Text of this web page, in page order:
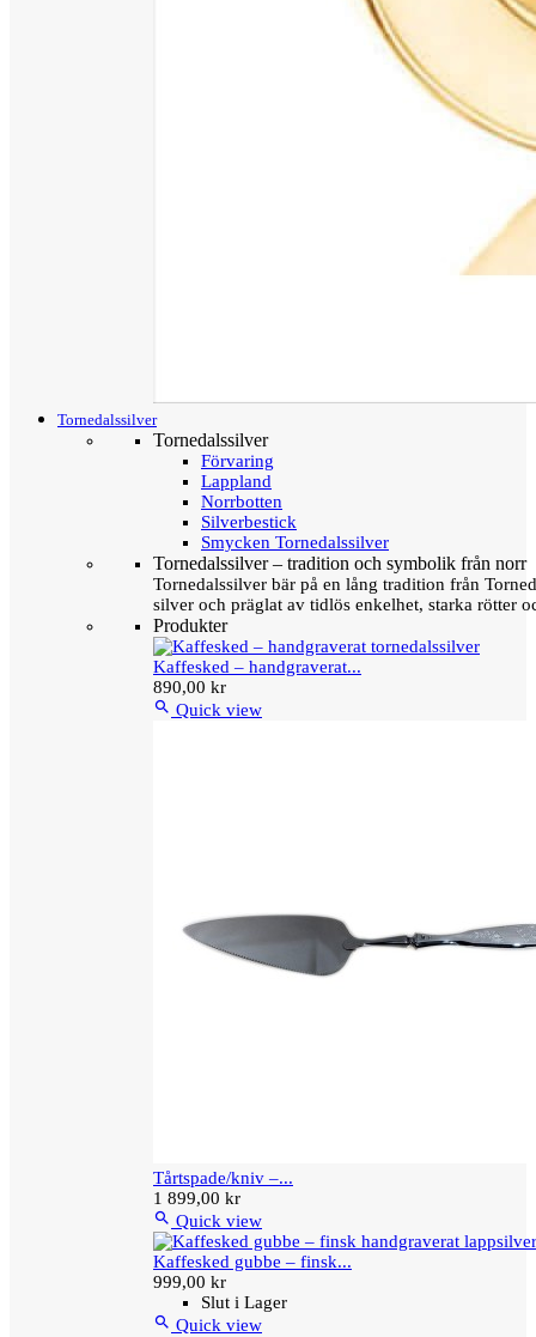
Tornedalssilver
Tornedalssilver
Förvaring
Lappland
Norrbotten
Silverbestick
Smycken Tornedalssilver
Tornedalssilver – tradition och symbolik från norr
Tornedalssilver bär på en lång tradition från
silver och präglat av tidlös enkelhet, starka rötter
Produkter
Kaffesked – handgraverat...
890,00 kr
 Quick view
Tårtspade/kniv –...
1 899,00 kr
 Quick view
Kaffesked gubbe – finsk...
999,00 kr
Slut i Lager
 Quick view